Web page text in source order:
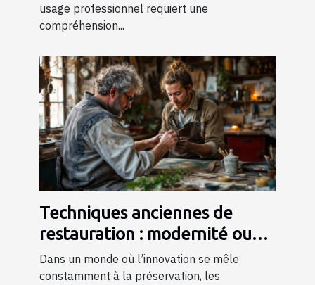
usage professionnel requiert une
compréhension...
Techniques anciennes de
restauration : modernité ou
tradition ?
Dans un monde où l’innovation se mêle
constamment à la préservation, les